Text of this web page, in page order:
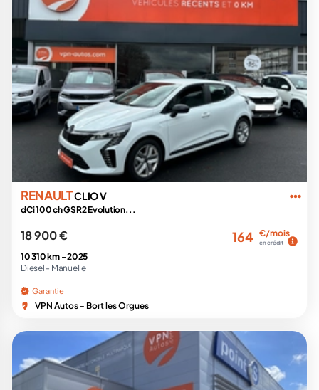
RENAULTCLIO V
dCi 100 ch GSR2 Evolution...
18 900 € 164 €/mois
en crédit
10 310 km -2025
Diesel - Manuelle
Garantie
VPN Autos - Bort les Orgues